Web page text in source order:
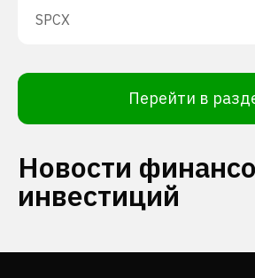
SPCX
Перейти в
Новости
инвестиций